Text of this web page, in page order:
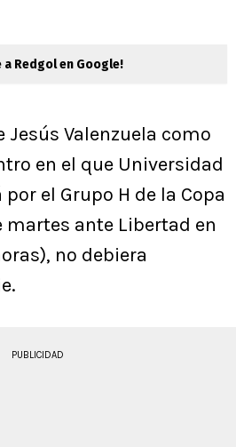
a Redgol en Google!
Jesús Valenzuela como
en el que Universidad
el Grupo H de la Copa
martes ante Libertad en
no debiera
PUBLICIDAD